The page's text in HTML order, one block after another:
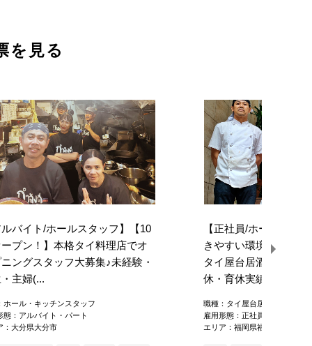
を見る
バイト/ホールスタッフ】【10
プン！】本格タイ料理店でオ
ングスタッフ大募集♪未経験・
主婦(...
ホール・キッチンスタッフ
態：アルバイト・パート
：大分県大分市
【正社員/ホール・キ
きやすい環境で長期＆
タイ屋台居酒屋で社
休・育休実績あり...
職種：タイ屋台居酒屋のホー
雇用形態：正社員
エリア：福岡県福岡市中央区